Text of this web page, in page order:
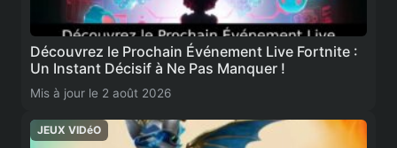
Découvrez le Prochain Événement Live Fortnite :
Un Instant Décisif à Ne Pas Manquer !
Mis à jour le 2 août 2026
JEUX VIDéO